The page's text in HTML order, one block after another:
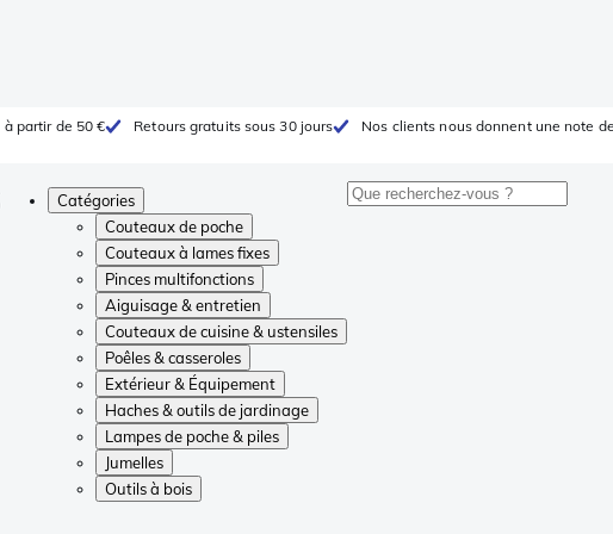
partir de 50 € Retours gratuits sous 30 jours Nos clients nous donnent une note
Catégories
Couteaux de poche
Couteaux à lames fixes
Pinces multifonctions
Aiguisage & entretien
Couteaux de cuisine & ustensiles
Poêles & casseroles
Extérieur & Équipement
Haches & outils de jardinage
Lampes de poche & piles
Jumelles
Outils à bois